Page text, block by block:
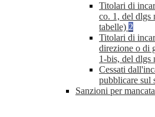
Titolari di
co. 1, del dlgs
tabelle) 2
Titolari di
direzione o di
1-bis, del dlgs
Cessati
pubblicare sul
Sanzioni per